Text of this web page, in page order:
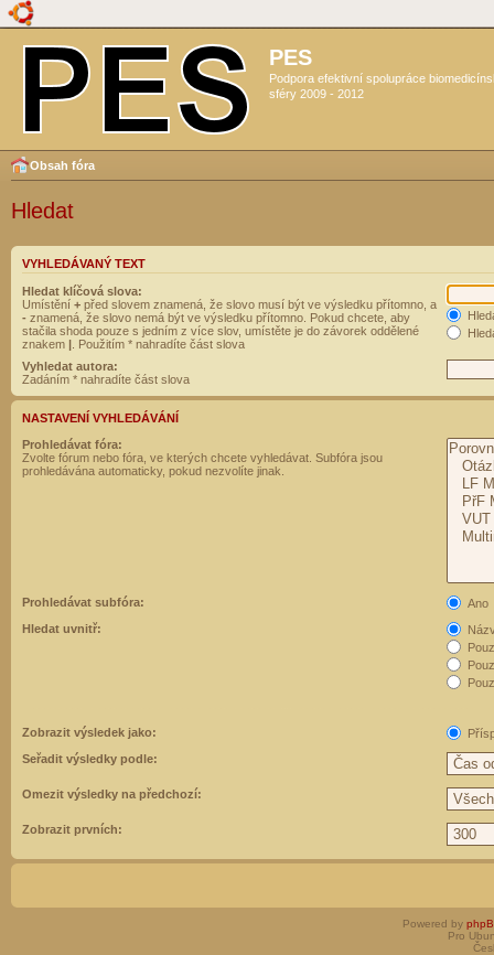
PES
Podpora efektivní spolupráce
sféry 2009 - 2012
Obsah fóra
Hledat
VYHLEDÁVANÝ TEXT
Hledat klíčová slova:
Umístění + před slovem znamená, že slovo musí být ve výsledku přítomno, a
- znamená, že slovo nemá být ve výsledku přítomno. Pokud chcete, aby
stačila shoda pouze s jedním z více slov, umístěte je do závorek oddělené
znakem | . Použitím * nahradíte část slova
Vyhledat autora:
Zadáním * nahradíte část slova
NASTAVENÍ VYHLEDÁVÁNÍ
Prohledávat fóra:
Zvolte fórum nebo fóra, ve kterých chcete vyhledávat. Subfóra jsou
prohledávána automaticky, pokud nezvolíte jinak.
Prohledávat subfóra:
Ano
Hledat uvnitř:
Zobrazit výsledek jako:
Seřadit výsledky podle:
Omezit výsledky na předchozí:
Zobrazit prvních:
Powered by
Pro